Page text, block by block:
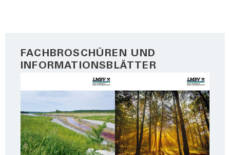
FACHBROSCHÜREN UND
INFORMATIONSBLÄTTER